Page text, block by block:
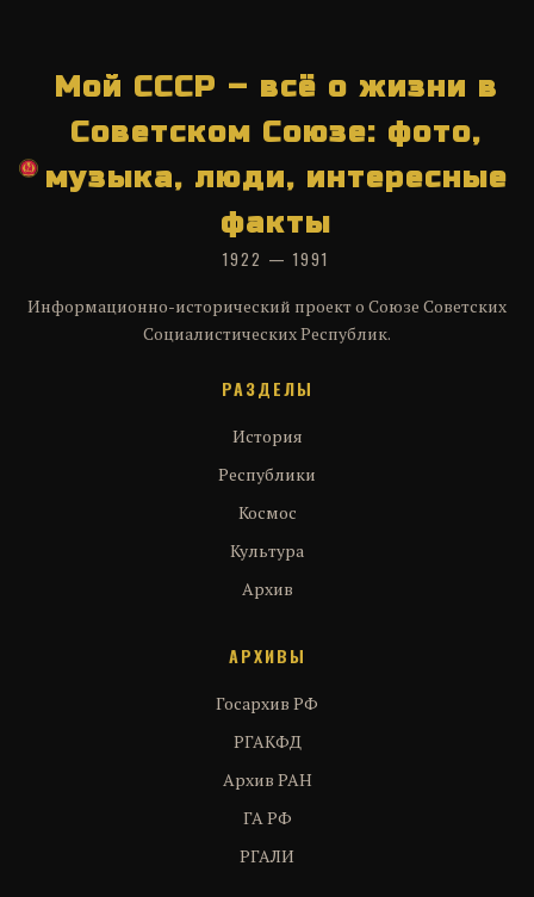
Мой СССР – всё о жизни в
Советском Союзе: фото,
музыка, люди, интересные
факты
1922 — 1991
Информационно-исторический проект о Союзе Советских
Социалистических Республик.
РАЗДЕЛЫ
История
Республики
Космос
Культура
Архив
АРХИВЫ
Госархив РФ
РГАКФД
Архив РАН
ГА РФ
РГАЛИ